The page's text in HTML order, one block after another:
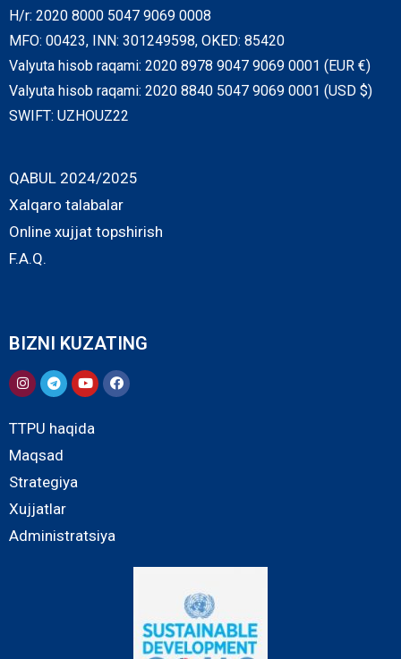
H/r: 2020 8000 5047 9069 0008
MFO: 00423, INN: 301249598, OKED: 85420
Valyuta hisob raqami: 2020 8978 9047 9069 0001 (EUR €)
Valyuta hisob raqami: 2020 8840 5047 9069 0001 (USD $)
SWIFT: UZHOUZ22
QABUL 2024/2025
Xalqaro talabalar
Online xujjat topshirish
F.A.Q.
BIZNI KUZATING
TTPU haqida
Maqsad
Strategiya
Xujjatlar
Administratsiya